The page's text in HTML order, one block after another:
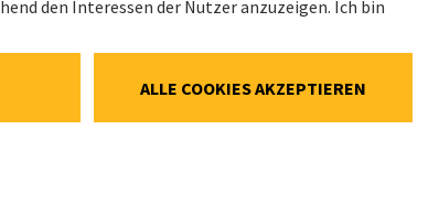
62,30 CHF
0,00 CHF (0,00%)
Details